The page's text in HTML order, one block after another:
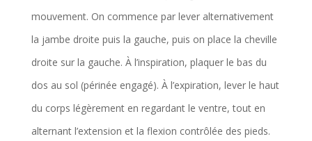
mouvement. On commence par lever alternativement
la jambe droite puis la gauche, puis on place la cheville
droite sur la gauche. À l’inspiration, plaquer le bas du
dos au sol (périnée engagé). À l’expiration, lever le haut
du corps légèrement en regardant le ventre, tout en
alternant l’extension et la flexion contrôlée des pieds.